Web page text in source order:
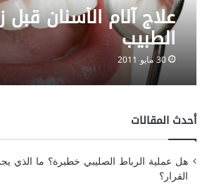
علاج آلام الأسنان قبل
الطبيب
30 مايو 2011
أحدث المقالات
هل عملية الرباط الصليبي خطيرة؟ ما الذي
القرار؟